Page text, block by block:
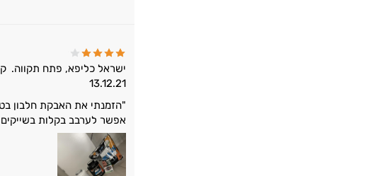
ישראל כליפא, פתח תקווה.
13.12.21
"הזמנתי את האבקת חלבון
אפשר לערבב בקלות בשייקים